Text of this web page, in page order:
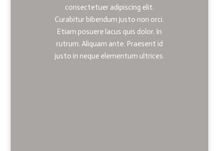
consectetuer adipiscing elit.
Curabitur bibendum justo non orci.
Etiam posuere lacus quis dolor. In
rutrum. Aliquam ante. Praesent id
justo in neque elementum ultrices.